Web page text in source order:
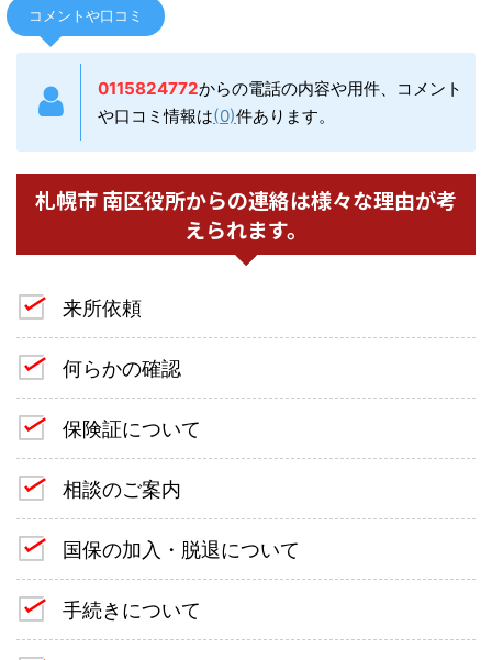
コメントや口コミ
0115824772からの電話の内容や用件、コメント
や口コミ情報は(0)件あります。
札幌市 南区役所からの連絡は様々な理由が考
えられます。
来所依頼
何らかの確認
保険証について
相談のご案内
国保の加入・脱退について
手続きについて